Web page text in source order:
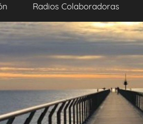
Radios Colaboradoras